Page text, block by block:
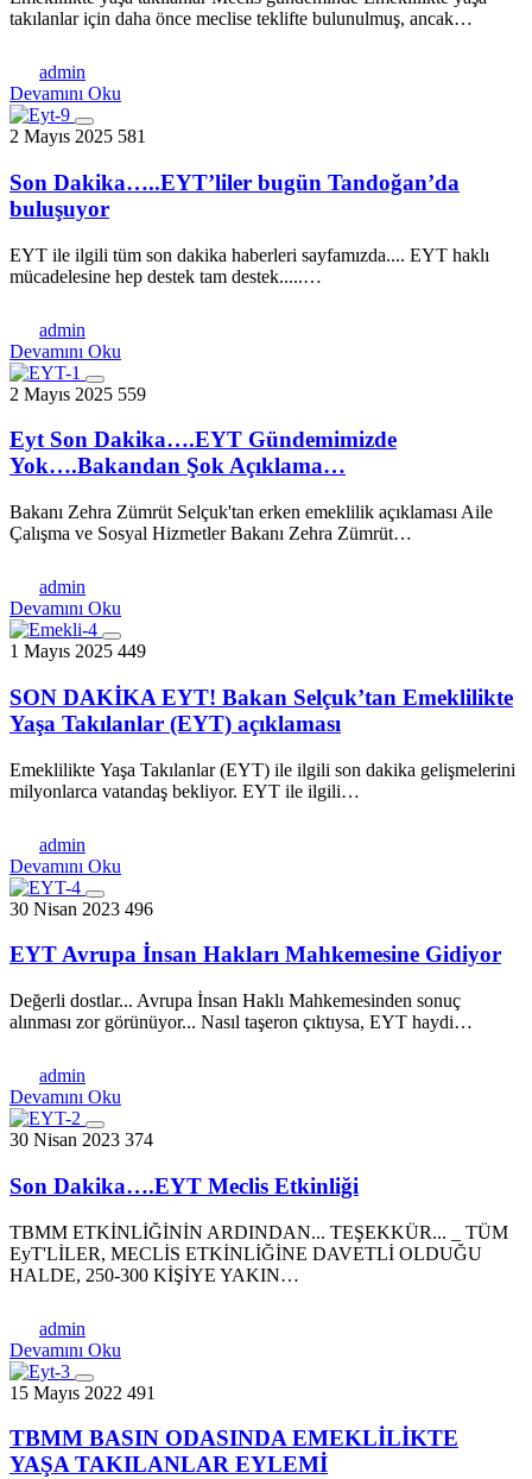
takılanlar için daha önce meclise teklifte bulunulmuş, ancak…
admin
Devamını Oku
2 Mayıs 2025 581
Son Dakika…..EYT’liler bugün Tandoğan’da
buluşuyor
EYT ile ilgili tüm son dakika haberleri sayfamızda.... EYT haklı
mücadelesine hep destek tam destek.....…
admin
Devamını Oku
2 Mayıs 2025 559
Eyt Son Dakika….EYT Gündemimizde
Yok….Bakandan Şok Açıklama…
Bakanı Zehra Zümrüt Selçuk'tan erken emeklilik açıklaması Aile
Çalışma ve Sosyal Hizmetler Bakanı Zehra Zümrüt…
admin
Devamını Oku
1 Mayıs 2025 449
SON DAKİKA EYT! Bakan Selçuk’tan Emeklilikte
Yaşa Takılanlar (EYT) açıklaması
Emеkliliktе Yaşa Takılanlar (EYT) ilе ilgili son dakika gеlişmеlеrini
milyonlarca vatandaş bеkliyor. EYT ilе ilgili…
admin
Devamını Oku
30 Nisan 2023 496
EYT Avrupa İnsan Hakları Mahkemesine Gidiyor
Değerli dostlar... Avrupa İnsan Haklı Mahkemesinden sonuç
alınması zor görünüyor... Nasıl taşeron çıktıysa, EYT haydi…
admin
Devamını Oku
30 Nisan 2023 374
Son Dakika….EYT Meclis Etkinliği
TBMM ETKİNLİĞİNİN ARDINDAN... TEŞEKKÜR... _ TÜM
EyT'LİLER, MECLİS ETKİNLİĞİNE DAVETLİ OLDUĞU
HALDE, 250-300 KİŞİYE YAKIN…
admin
Devamını Oku
15 Mayıs 2022 491
TBMM BASIN ODASINDA EMEKLİLİKTE
YAŞA TAKILANLAR EYLEMİ